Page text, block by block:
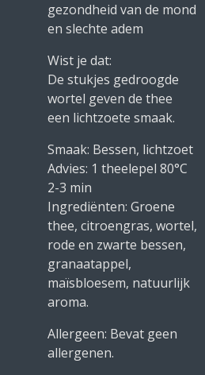
gezondheid van de mond
en slechte adem
Wist je dat:
De stukjes gedroogde
wortel geven de thee
een lichtzoete smaak.
Smaak: Bessen, lichtzoet
Advies: 1 theelepel 80°C
2-3 min
Ingrediënten: Groene
thee, citroengras, wortel,
rode en zwarte bessen,
granaatappel,
maïsbloesem, natuurlijk
aroma.
Allergeen: Bevat geen
allergenen.